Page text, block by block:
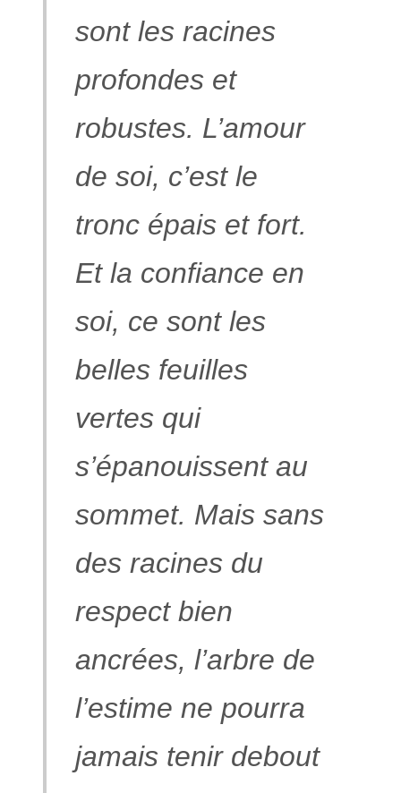
sont les racines
profondes et
robustes. L’amour
de soi, c’est le
tronc épais et fort.
Et la confiance en
soi, ce sont les
belles feuilles
vertes qui
s’épanouissent au
sommet. Mais sans
des racines du
respect bien
ancrées, l’arbre de
l’estime ne pourra
jamais tenir debout